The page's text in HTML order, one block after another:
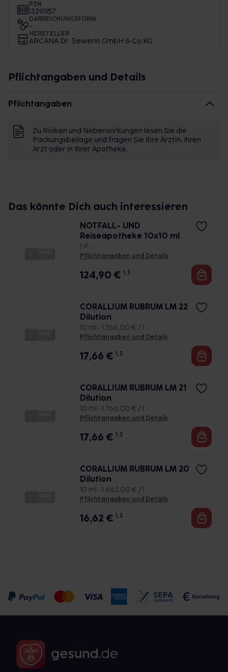
PZN
13291157
DARREICHUNGSFORM
-
HERSTELLER
ARCANA Dr. Sewerin GmbH & Co.KG
Pflichtangaben und Details
Pflichtangaben
Zu Risiken und Nebenwirkungen lesen Sie die
Packungsbeilage und fragen Sie Ihre Ärztin, Ihren
Arzt oder in Ihrer Apotheke.
Das könnte Dich auch interessieren
NOTFALL- UND
Reiseapotheke 10x10 ml
1 P •
Pflichtangaben und Details
124,90 € 1, 3
CORALLIUM RUBRUM LM 22
Dilution
10 ml • 1.766,00 € / l
Pflichtangaben und Details
17,66 € 1, 3
CORALLIUM RUBRUM LM 21
Dilution
10 ml • 1.766,00 € / l
Pflichtangaben und Details
17,66 € 1, 3
CORALLIUM RUBRUM LM 20
Dilution
10 ml • 1.662,00 € / l
Pflichtangaben und Details
16,62 € 1, 3